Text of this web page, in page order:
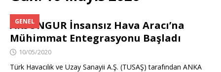
GENEL
AKSUNGUR İnsansız Hava Aracı’na
Mühimmat Entegrasyonu Başladı
10/05/2020
Türk Havacılık ve Uzay Sanayii A.Ş. (TUSAŞ) tarafından ANKA